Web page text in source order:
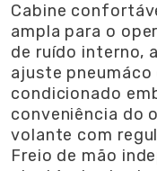
Cabine
ampla para o
de ruído interno,
ajuste
condicionado
conveniência do
volante com
Freio de mão